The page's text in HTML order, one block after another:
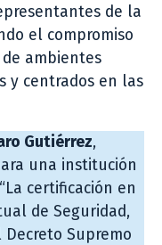
de la
el compromiso
ambientes
y centrados en las
Gutiérrez,
una institución
certificación en
de Seguridad,
Supremo